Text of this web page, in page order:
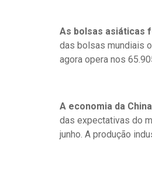
As bolsas asiáticas
das bolsas mundiais
agora opera nos
A economia da
das expectativas do
junho. A produção